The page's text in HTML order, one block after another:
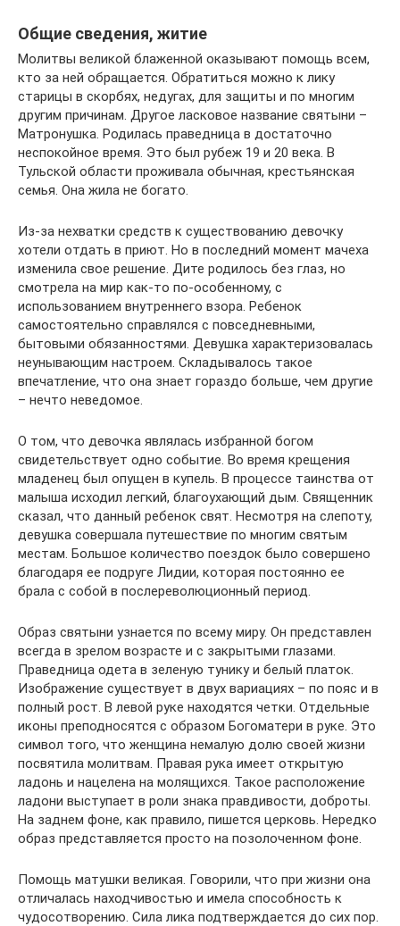
Общие сведения, житие
Молитвы великой блаженной оказывают помощь всем,
кто за ней обращается. Обратиться можно к лику
старицы в скорбях, недугах, для защиты и по многим
другим причинам. Другое ласковое название святыни –
Матронушка. Родилась праведница в достаточно
неспокойное время. Это был рубеж 19 и 20 века. В
Тульской области проживала обычная, крестьянская
семья. Она жила не богато.
Из-за нехватки средств к существованию девочку
хотели отдать в приют. Но в последний момент мачеха
изменила свое решение. Дите родилось без глаз, но
смотрела на мир как-то по-особенному, с
использованием внутреннего взора. Ребенок
самостоятельно справлялся с повседневными,
бытовыми обязанностями. Девушка характеризовалась
неунывающим настроем. Складывалось такое
впечатление, что она знает гораздо больше, чем другие
– нечто неведомое.
О том, что девочка являлась избранной богом
свидетельствует одно событие. Во время крещения
младенец был опущен в купель. В процессе таинства от
малыша исходил легкий, благоухающий дым. Священник
сказал, что данный ребенок свят. Несмотря на слепоту,
девушка совершала путешествие по многим святым
местам. Большое количество поездок было совершено
благодаря ее подруге Лидии, которая постоянно ее
брала с собой в послереволюционный период.
Образ святыни узнается по всему миру. Он представлен
всегда в зрелом возрасте и с закрытыми глазами.
Праведница одета в зеленую тунику и белый платок.
Изображение существует в двух вариациях – по пояс и в
полный рост. В левой руке находятся четки. Отдельные
иконы преподносятся с образом Богоматери в руке. Это
символ того, что женщина немалую долю своей жизни
посвятила молитвам. Правая рука имеет открытую
ладонь и нацелена на молящихся. Такое расположение
ладони выступает в роли знака правдивости, доброты.
На заднем фоне, как правило, пишется церковь. Нередко
образ представляется просто на позолоченном фоне.
Помощь матушки великая. Говорили, что при жизни она
отличалась находчивостью и имела способность к
чудосотворению. Сила лика подтверждается до сих пор.